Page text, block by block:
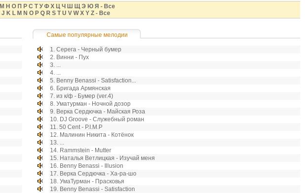
М Н О П Р С Т У Ф Х Ц Ч Ш Щ Э Ю Я - Все
J K L M N O P Q R S T U V W X Y Z- Все
Самые популярные мелодии
1. Серега - Черный бумер
2. Винни - Пух
3. ...
4. ...
5. Benny Benassi - Satisfaction...
6. Бригада Армянская
7. из к/ф - Бумер (ver.4)
8. Уматурман - Ночной дозор
9. Верка Сердючка - Майская Роза
10. DJ Groove - Служебный роман
11. 50 Cent - P.I.M.P
12. Малинин Никита - Котёнок
13. ...
14. Rammstein - Mutter
15. Наталья Ветлицкая - Изучай меня
16. Benny Benassi - Illusion
17. Верка Сердючка - Ха-ра-шо
18. УмаТурман - Прасковья
19. Benny Benassi - Satisfaction